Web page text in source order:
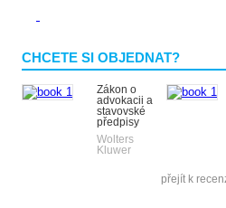
CHCETE SI OBJEDNAT?
Zákon o
advokacii a
stavovské
předpisy
Wolters
Kluwer
přejít k